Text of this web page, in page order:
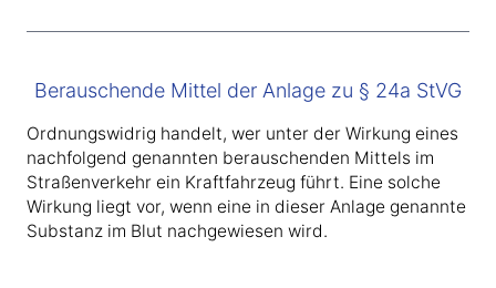
Berauschende Mittel der Anlage zu § 24a StVG
Ordnungswidrig handelt, wer unter der Wirkung eines
nachfolgend genannten berauschenden Mittels im
Straßenverkehr ein Kraftfahrzeug führt. Eine solche
Wirkung liegt vor, wenn eine in dieser Anlage genannte
Substanz im Blut nachgewiesen wird.